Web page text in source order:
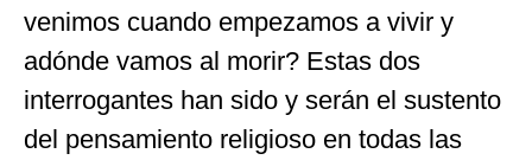
venimos cuando empezamos a vivir y
adónde vamos al morir? Estas dos
interrogantes han sido y serán el sustento
del pensamiento religioso en todas las